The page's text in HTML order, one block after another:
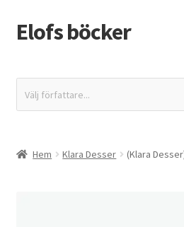
Hoppa
till
Hoppa
till
Elofs böcker
Återbetalnings- och returpolicy
Välj författare...
Hem Klara Desser (Klara